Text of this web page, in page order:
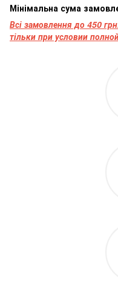
Мінімальна сума
Всі замовлення до 450
тільки при условии